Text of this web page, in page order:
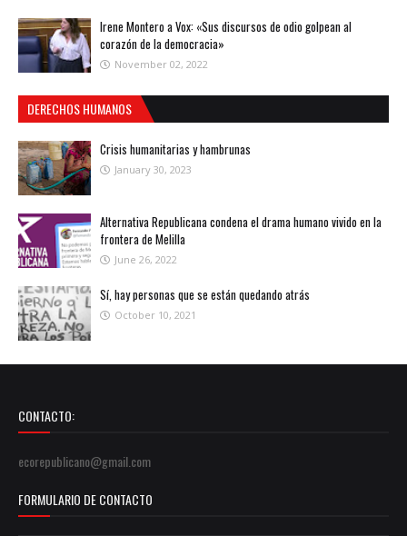
Irene Montero a Vox: «Sus discursos de odio golpean al
corazón de la democracia»
November 02, 2022
DERECHOS HUMANOS
Crisis humanitarias y hambrunas
January 30, 2023
Alternativa Republicana condena el drama humano vivido en la
frontera de Melilla
June 26, 2022
Sí, hay personas que se están quedando atrás
October 10, 2021
CONTACTO:
ecorepublicano@gmail.com
FORMULARIO DE CONTACTO